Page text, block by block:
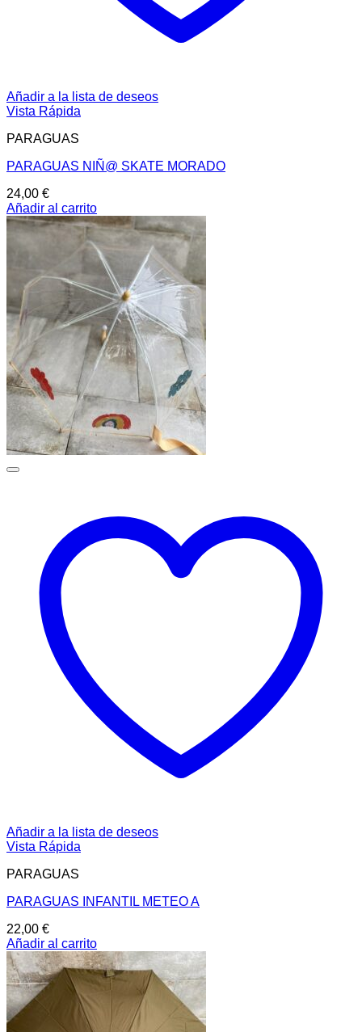
Añadir a la lista de deseos
Vista Rápida
PARAGUAS
PARAGUAS NIÑ@ SKATE MORADO
24,00 €
Añadir al carrito
Añadir a la lista de deseos
Vista Rápida
PARAGUAS
PARAGUAS INFANTIL METEO A
22,00 €
Añadir al carrito